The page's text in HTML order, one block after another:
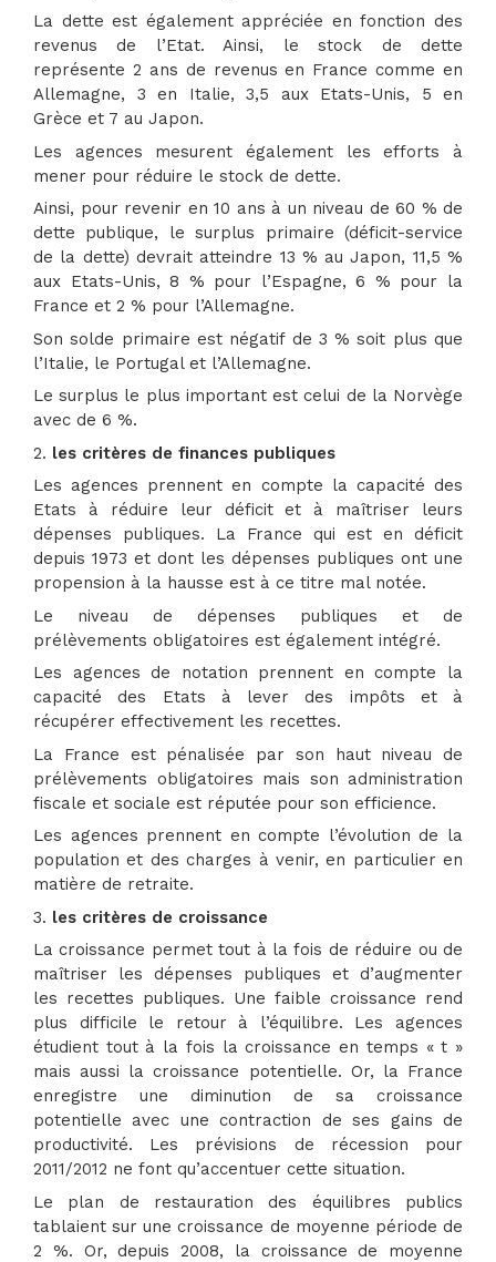
La dette est également appréciée en fonction des
revenus de l’Etat. Ainsi, le stock de dette
représente 2 ans de revenus en France comme en
Allemagne, 3 en Italie, 3,5 aux Etats-Unis, 5 en
Grèce et 7 au Japon.
Les agences mesurent également les efforts à
mener pour réduire le stock de dette.
Ainsi, pour revenir en 10 ans à un niveau de 60 % de
dette publique, le surplus primaire (déficit-service
de la dette) devrait atteindre 13 % au Japon, 11,5 %
aux Etats-Unis, 8 % pour l’Espagne, 6 % pour la
France et 2 % pour l’Allemagne.
Son solde primaire est négatif de 3 % soit plus que
l’Italie, le Portugal et l’Allemagne.
Le surplus le plus important est celui de la Norvège
avec de 6 %.
2. les critères de finances publiques
Les agences prennent en compte la capacité des
Etats à réduire leur déficit et à maîtriser leurs
dépenses publiques. La France qui est en déficit
depuis 1973 et dont les dépenses publiques ont une
propension à la hausse est à ce titre mal notée.
Le niveau de dépenses publiques et de
prélèvements obligatoires est également intégré.
Les agences de notation prennent en compte la
capacité des Etats à lever des impôts et à
récupérer effectivement les recettes.
La France est pénalisée par son haut niveau de
prélèvements obligatoires mais son administration
fiscale et sociale est réputée pour son efficience.
Les agences prennent en compte l’évolution de la
population et des charges à venir, en particulier en
matière de retraite.
3. les critères de croissance
La croissance permet tout à la fois de réduire ou de
maîtriser les dépenses publiques et d’augmenter
les recettes publiques. Une faible croissance rend
plus difficile le retour à l’équilibre. Les agences
étudient tout à la fois la croissance en temps « t »
mais aussi la croissance potentielle. Or, la France
enregistre une diminution de sa croissance
potentielle avec une contraction de ses gains de
productivité. Les prévisions de récession pour
2011/2012 ne font qu’accentuer cette situation.
Le plan de restauration des équilibres publics
tablaient sur une croissance de moyenne période de
2 %. Or, depuis 2008, la croissance de moyenne